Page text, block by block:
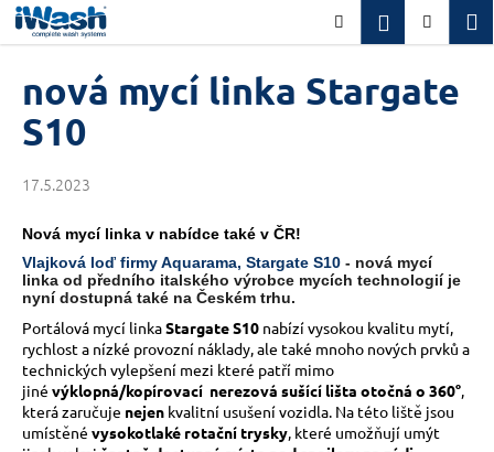
Přejít
obsah
Hledat Přihlášení
Nákupní
nová mycí linka Stargate
S10
17.5.2023
Nová mycí linka v nabídce také v ČR!
Vlajková loď firmy Aquarama, Stargate S10 - nová mycí
linka od předního italského výrobce mycích technologií je
nyní dostupná také na Českém trhu.
Portálová mycí linkaStargate S10 nabízí vysokou kvalitu mytí,
rychlost a nízké provozní náklady, ale také mnoho nových prvků a
technických vylepšení mezi které patří mimo
jiné výklopná/kopírovací nerezová sušící lišta otočná o 360°
která zaručuje nejen kvalitní usušení vozidla. Na této liště jsou
umístěné vysokotlaké rotační trysky , které umožňují umýt
K
o
C
o
p
t
ř
e
b
u
j
e
t